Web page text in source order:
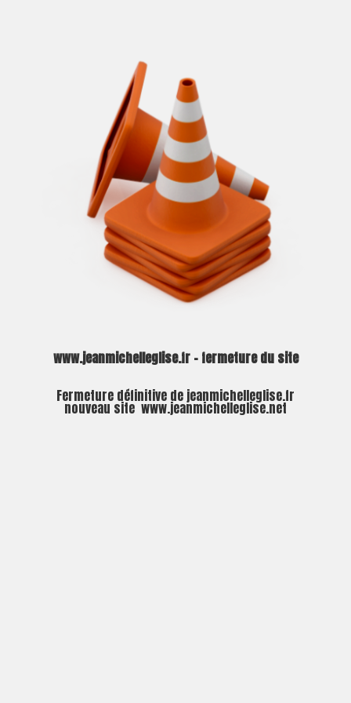
www.jeanmichelleglise.fr – fermeture du site
Fermeture définitive de jeanmichelleglise.fr
nouveau site www.jeanmichelleglise.net